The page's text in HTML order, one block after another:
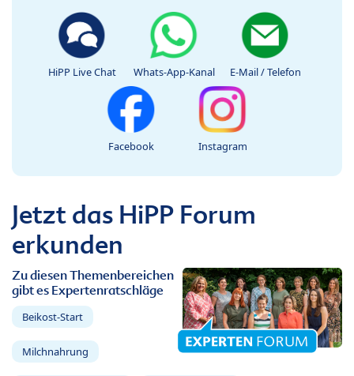
HiPP Live Chat Whats-App-Kanal E-Mail / Telefon
Facebook Instagram
Jetzt das HiPP Forum
erkunden
Zu diesen Themenbereichen
gibt es Expertenratschläge
Beikost-Start
Milchnahrung